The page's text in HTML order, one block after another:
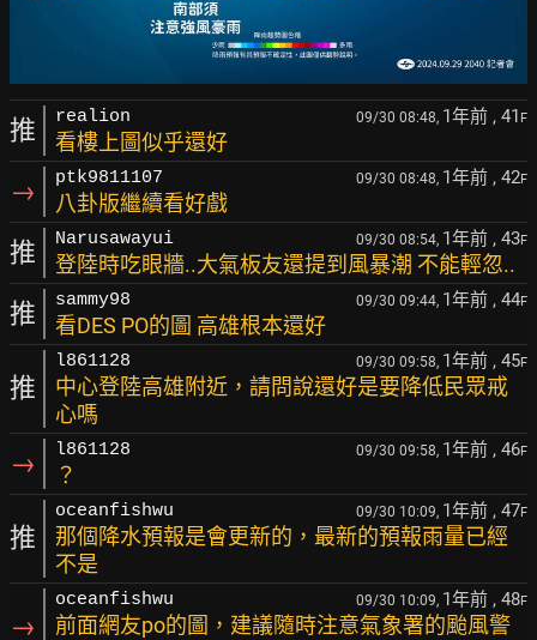
推 realion 09/30 08:48, 1年前 , 41 F
看樓上圖似乎還好
→ ptk9811107 09/30 08:48, 1年前 , 42F
八卦版繼續看好戲
推 Narusawayui 09/30 08:54, 1年前 , 43F
登陸時吃眼牆..大氣板友還提到風暴潮 不能輕忽..
推 sammy98 09/30 09:44, 1年前 , 44F
看DES PO的圖 高雄根本還好
推
l861128 09/30 09:58, 1年前 , 45F
中心登陸高雄附近，請問說還好是要降低民眾戒
心嗎
→ l861128 09/30 09:58, 1年前 , 46F
？
推
oceanfishwu 09/30 10:09, 1年前 , 47F
那個降水預報是會更新的，最新的預報雨量已經
不是
→
oceanfishwu 09/30 10:09, 1年前 , 48F
前面網友po的圖，建議隨時注意氣象署的颱風警